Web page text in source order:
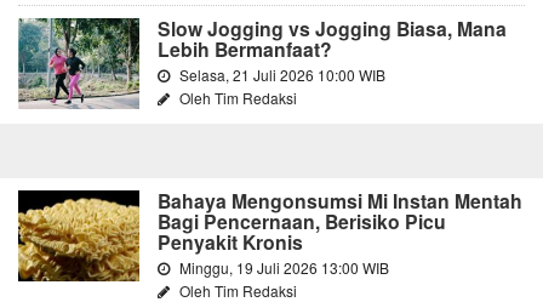
Slow Jogging vs Jogging Biasa, Mana
Lebih Bermanfaat?
Selasa, 21 Juli 2026 10:00 WIB
Oleh Tim Redaksi
Bahaya Mengonsumsi Mi Instan Mentah
Bagi Pencernaan, Berisiko Picu
Penyakit Kronis
Minggu, 19 Juli 2026 13:00 WIB
Oleh Tim Redaksi